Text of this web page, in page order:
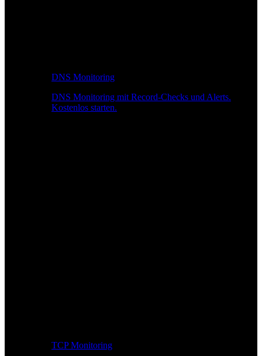
DNS Monitoring
DNS Monitoring mit Record-Checks und Alerts.
Kostenlos starten.
TCP Monitoring